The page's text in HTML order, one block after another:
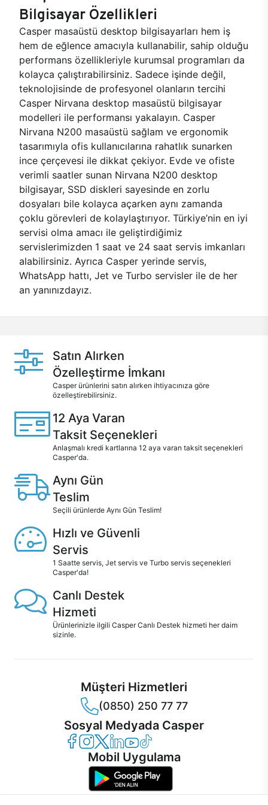
Bilgisayar Özellikleri
Casper masaüstü desktop bilgisayarları hem iş
hem de eğlence amacıyla kullanabilir, sahip olduğu
performans özellikleriyle kurumsal programları da
kolayca çalıştırabilirsiniz. Sadece işinde değil,
teknolojisinde de profesyonel olanların tercihi
Casper Nirvana desktop masaüstü bilgisayar
modelleri ile performansı yakalayın. Casper
Nirvana N200 masaüstü sağlam ve ergonomik
tasarımıyla ofis kullanıcılarına rahatlık sunarken
ince çerçevesi ile dikkat çekiyor. Evde ve ofiste
verimli saatler sunan Nirvana N200 desktop
bilgisayar, SSD diskleri sayesinde en zorlu
dosyaları bile kolayca açarken aynı zamanda
çoklu görevleri de kolaylaştırıyor. Türkiye’nin en iyi
servisi olma amacı ile geliştirdiğimiz
servislerimizden 1 saat ve 24 saat servis imkanları
alabilirsiniz. Ayrıca Casper yerinde servis,
WhatsApp hattı, Jet ve Turbo servisler ile de her
an yanınızdayız.
Satın Alırken
Özelleştirme İmkanı
Casper ürünlerini satın alırken ihtiyacınıza göre
özelleştirebilirsiniz.
12 Aya Varan
Taksit Seçenekleri
Anlaşmalı kredi kartlarına 12 aya varan taksit seçenekleri
Casper'da.
Aynı Gün
Teslim
Seçili ürünlerde Aynı Gün Teslim!
Hızlı ve Güvenli
Servis
1 Saatte servis, Jet servis ve Turbo servis seçenekleri
Casper'da!
Canlı Destek
Hizmeti
Ürünlerinizle ilgili Casper Canlı Destek hizmeti her daim
sizinle.
Müşteri Hizmetleri
(0850) 250 77 77
Sosyal Medyada Casper
Casper Facebook
Casper Instagram
Casper Twitter
Casper LinkedIn
Casper YouTube
Casper TikTok
Mobil Uygulama